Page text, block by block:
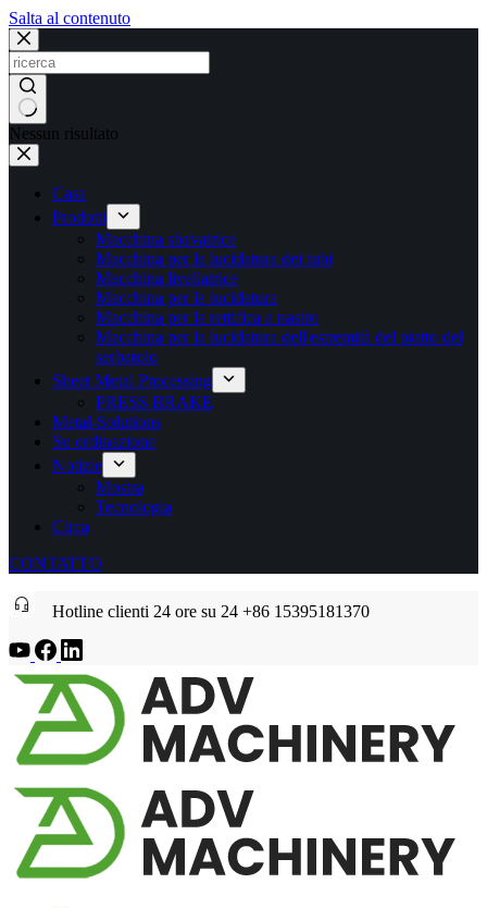
Salta al contenuto
Nessun risultato
Casa
Prodotti
Macchina sbavatrice
Macchina per la lucidatura dei tubi
Macchina livellatrice
Macchina per la lucidatura
Macchina per la rettifica a nastro
Macchina per la lucidatura dell'estremità del piatto del
serbatoio
Sheet Metal Processing
PRESS BRAKE
Metal-Solutions
Su ordinazione
Notizie
Mostra
Tecnologia
Circa
CONTATTO
Hotline clienti 24 ore su 24 +86 15395181370